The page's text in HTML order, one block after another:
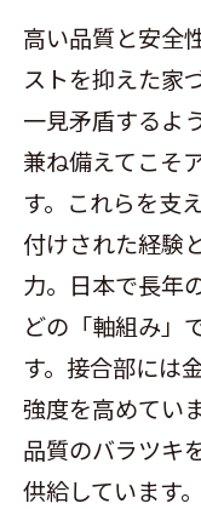
高い品質と安全
ストを抑えた家
一見矛盾するよ
兼ね備えてこそ
す。これらを支
付けされた経験
力。日本で長年
どの「軸組み」
す。接合部には
強度を高めてい
品質のバラツキ
供給しています。